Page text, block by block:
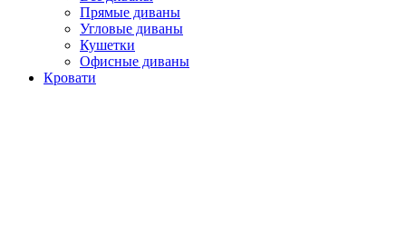
Прямые диваны
Угловые диваны
Кушетки
Офисные диваны
Кровати